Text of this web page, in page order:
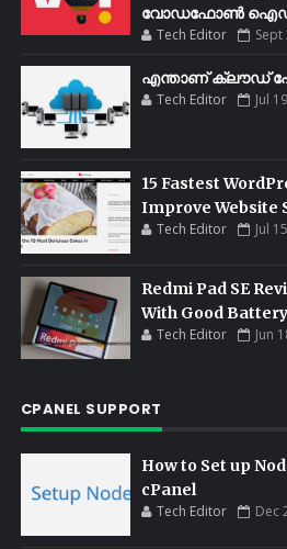
വോഡഫോണ്‍
Tech Editor Sept
എന്താണ് ക്ലൗഡ്
Tech Editor Jul
15 Fastest
Improve Website
Tech Editor Jul
Redmi Pad SE
With Good
Tech Editor Jun
CPANEL SUPPORT
How to Set up
cPanel
Tech Editor Dec